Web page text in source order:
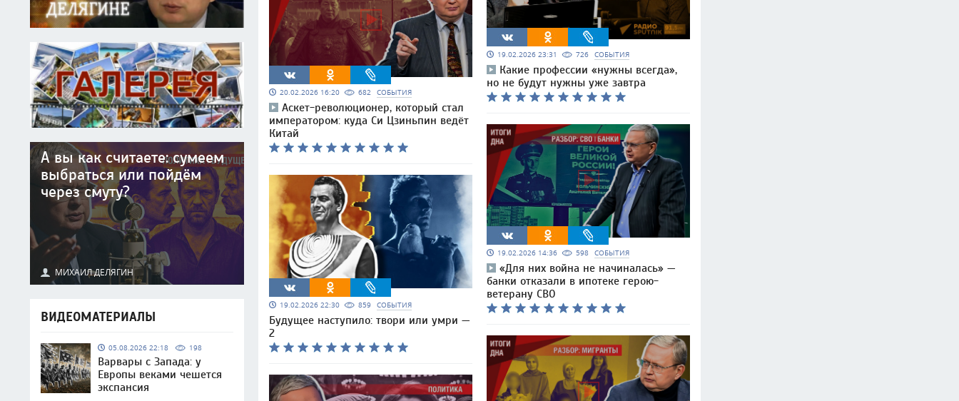
А вы как считаете: сумеем
выбраться или пойдём
через смуту?
МИХАИЛ ДЕЛЯГИН
ВИДЕОМАТЕРИАЛЫ
05.08.2026 22:18 198
Варвары с Запада: у
Европы веками чешется
экспансия
20.02.2026 16:20 682 СОБЫТИЯ
Аскет-революционер, который стал
императором: куда Си Цзиньпин ведёт
Китай
19.02.2026 22:30 859 СОБЫТИЯ
Будущее наступило: твори или умри —
2
19.02.2026 23:31 726 СОБЫТИЯ
Какие профессии «нужны всегда»,
но не будут нужны уже завтра
19.02.2026 14:36 598 СОБЫТИЯ
«Для них война не начиналась» —
банки отказали в ипотеке герою-
ветерану СВО